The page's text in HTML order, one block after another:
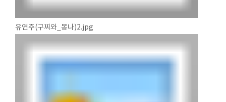
유연주(구찌와_몽나)2.jpg